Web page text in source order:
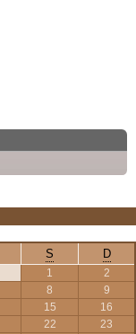
S D
1
2
8
9
15
16
22
23